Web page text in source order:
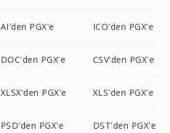
AI'den PGX'e ICO'den PGX'e
DOC'den PGX'e CSV'den PGX'e
XLSX'den PGX'e XLS'den PGX'e
PSD'den PGX'e DST'den PGX'e